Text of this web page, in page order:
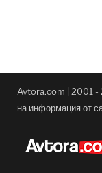
Avtora.com | 2001 -
на информация от